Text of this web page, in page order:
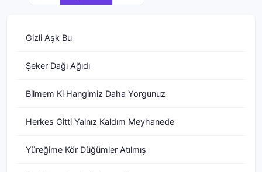
Gizli Aşk Bu
Şeker Dağı Ağıdı
Bilmem Ki Hangimiz Daha Yorgunuz
Herkes Gitti Yalnız Kaldım Meyhanede
Yüreğime Kör Düğümler Atılmış